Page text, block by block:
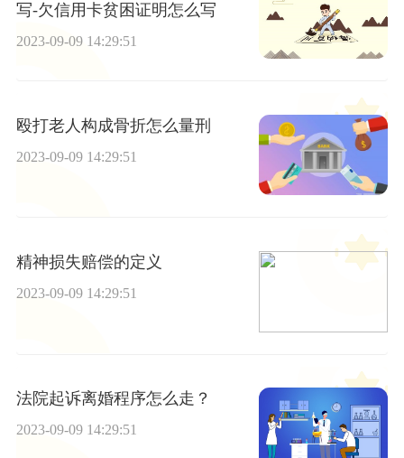
写-欠信用卡贫困证明怎么写
2023-09-09 14:29:51
殴打老人构成骨折怎么量刑
2023-09-09 14:29:51
精神损失赔偿的定义
2023-09-09 14:29:51
法院起诉离婚程序怎么走？
2023-09-09 14:29:51